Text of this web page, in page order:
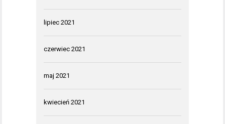
lipiec 2021
czerwiec 2021
maj 2021
kwiecień 2021